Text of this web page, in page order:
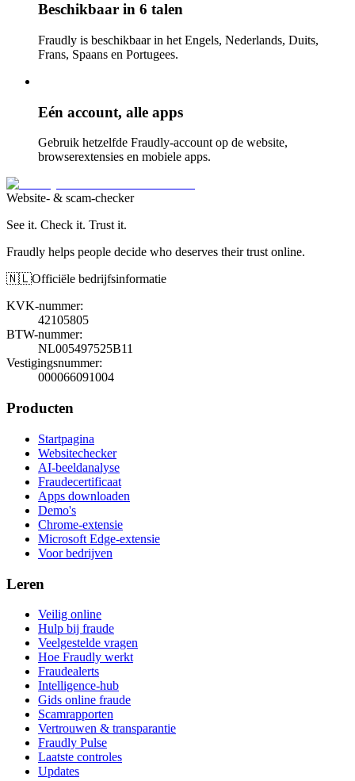
Beschikbaar in 6 talen
Fraudly is beschikbaar in het Engels, Nederlands, Duits,
Frans, Spaans en Portugees.
Eén account, alle apps
Gebruik hetzelfde Fraudly-account op de website,
browserextensies en mobiele apps.
Website- & scam-checker
See it. Check it. Trust it.
Fraudly helps people decide who deserves their trust online.
🇳🇱Officiële bedrijfsinformatie
KVK-nummer:
42105805
BTW-nummer:
NL005497525B11
Vestigingsnummer:
000066091004
Producten
Startpagina
Websitechecker
AI-beeldanalyse
Fraudecertificaat
Apps downloaden
Demo's
Chrome-extensie
Microsoft Edge-extensie
Voor bedrijven
Leren
Veilig online
Hulp bij fraude
Veelgestelde vragen
Hoe Fraudly werkt
Fraudealerts
Intelligence-hub
Gids online fraude
Scamrapporten
Vertrouwen & transparantie
Fraudly Pulse
Laatste controles
Updates